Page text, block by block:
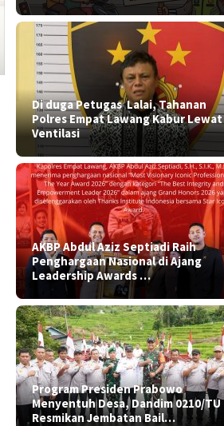
​Di duga Petugas Lalai, Tahanan
Polres Empat Lawang Kabur Lewat
Ventilasi
AKBP Abdul Aziz Septiadi Raih
Penghargaan Nasional di Ajang
Leadership Awards …
Program Presiden Prabowo
Menyentuh Desa, Dandim 0210/TU
Resmikan Jembatan Bail…